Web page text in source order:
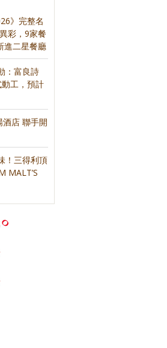
》完整名
彩，9家餐
進二星餐廳
：富良詩
動工，預計
店 聯手開
！三得利頂
MALT’S